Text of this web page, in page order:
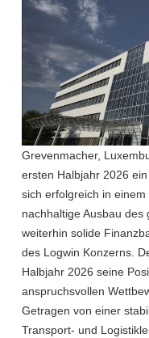
Grevenmacher,
ersten Halbjahr 2026
sich erfolgreich in
nachhaltige Ausbau des
weiterhin solide
des Logwin Konzerns.
Halbjahr 2026 seine
anspruchsvollen
Getragen von einer
Transport- und